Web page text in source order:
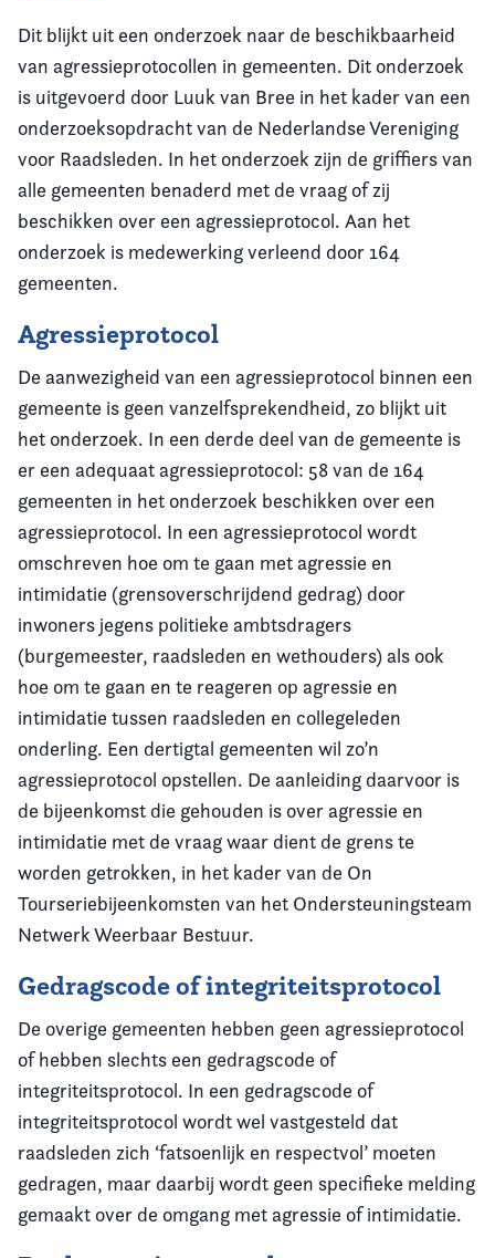
Dit blijkt uit een onderzoek naar de beschikbaarheid
van agressieprotocollen in gemeenten. Dit onderzoek
is uitgevoerd door Luuk van Bree in het kader van een
onderzoeksopdracht van de Nederlandse Vereniging
voor Raadsleden. In het onderzoek zijn de griffiers van
alle gemeenten benaderd met de vraag of zij
beschikken over een agressieprotocol. Aan het
onderzoek is medewerking verleend door 164
gemeenten.
Agressieprotocol
De aanwezigheid van een agressieprotocol binnen een
gemeente is geen vanzelfsprekendheid, zo blijkt uit
het onderzoek. In een derde deel van de gemeente is
er een adequaat agressieprotocol: 58 van de 164
gemeenten in het onderzoek beschikken over een
agressieprotocol. In een agressieprotocol wordt
omschreven hoe om te gaan met agressie en
intimidatie (grensoverschrijdend gedrag) door
inwoners jegens politieke ambtsdragers
(burgemeester, raadsleden en wethouders) als ook
hoe om te gaan en te reageren op agressie en
intimidatie tussen raadsleden en collegeleden
onderling. Een dertigtal gemeenten wil zo’n
agressieprotocol opstellen. De aanleiding daarvoor is
de bijeenkomst die gehouden is over agressie en
intimidatie met de vraag waar dient de grens te
worden getrokken, in het kader van de On
Tourseriebijeenkomsten van het Ondersteuningsteam
Netwerk Weerbaar Bestuur.
Gedragscode of integriteitsprotocol
De overige gemeenten hebben geen agressieprotocol
of hebben slechts een gedragscode of
integriteitsprotocol. In een gedragscode of
integriteitsprotocol wordt wel vastgesteld dat
raadsleden zich ‘fatsoenlijk en respectvol’ moeten
gedragen, maar daarbij wordt geen specifieke melding
gemaakt over de omgang met agressie of intimidatie.